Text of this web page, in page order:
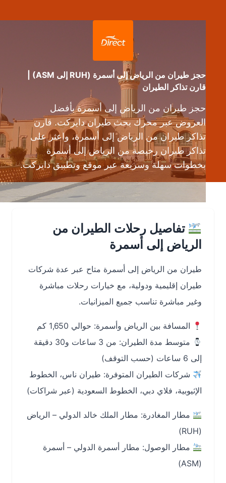
حجز طيران من الرياض إلى أسمرة (RUH إلى ASM) |
قارن تذاكر الطيران
حجز طيران من الرياض إلى أسمرة بأفضل
العروض عبر محرك بحث طيران دايركت. قارن
تذاكر طيران من الرياض إلى أسمرة، واعثر على
تذاكر طيران رخيصة من الرياض إلى أسمرة
بخطوات سهلة وسريعة عبر موقع وتطبيق دايركت.
تفاصيل رحلات الطيران من
الرياض إلى أسمرة
طيران من الرياض إلى أسمرة متاح عبر عدة شركات
طيران إقليمية ودولية، مع خيارات رحلات مباشرة
وغير مباشرة تناسب جميع الميزانيات.
المسافة بين الرياض وأسمرة: حوالي 1,650 كم
متوسط مدة الطيران: من 3 ساعات و30 دقيقة
شركات الطيران المتوفرة: طيران ناس، الخطوط
الإثيوبية، فلاي دبي، الخطوط السعودية (عبر شراكات)
مطار المغادرة: مطار الملك خالد الدولي – الرياض
مطار الوصول: مطار أسمرة الدولي – أسمرة